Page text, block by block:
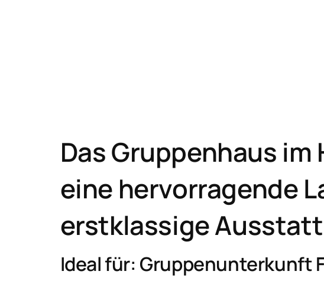
Das Gruppenhaus
eine hervorragende
erstklassige
Ideal für: Gruppenunterkunft